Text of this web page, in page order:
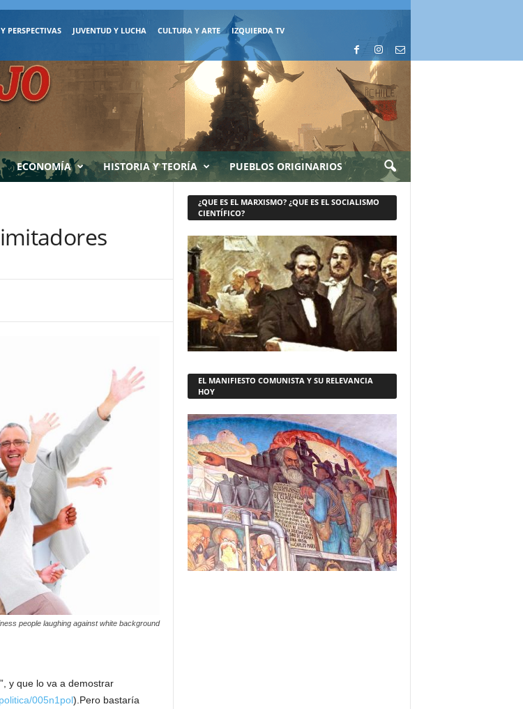
PERSPECTIVAS JUVENTUD Y LUCHA CULTURA Y ARTE IZQUIERDA TV
ECONOMÍA HISTORIA Y TEORÍA PUEBLOS ORIGINARIOS
people laughing against white background
y que lo va a demostrar
005n1pol).Pero bastaría
¿QUE ES EL MARXISMO? ¿QUE ES EL SOCIALISMO
CIENTÍFICO?
EL MANIFIESTO COMUNISTA Y SU RELEVANCIA
HOY